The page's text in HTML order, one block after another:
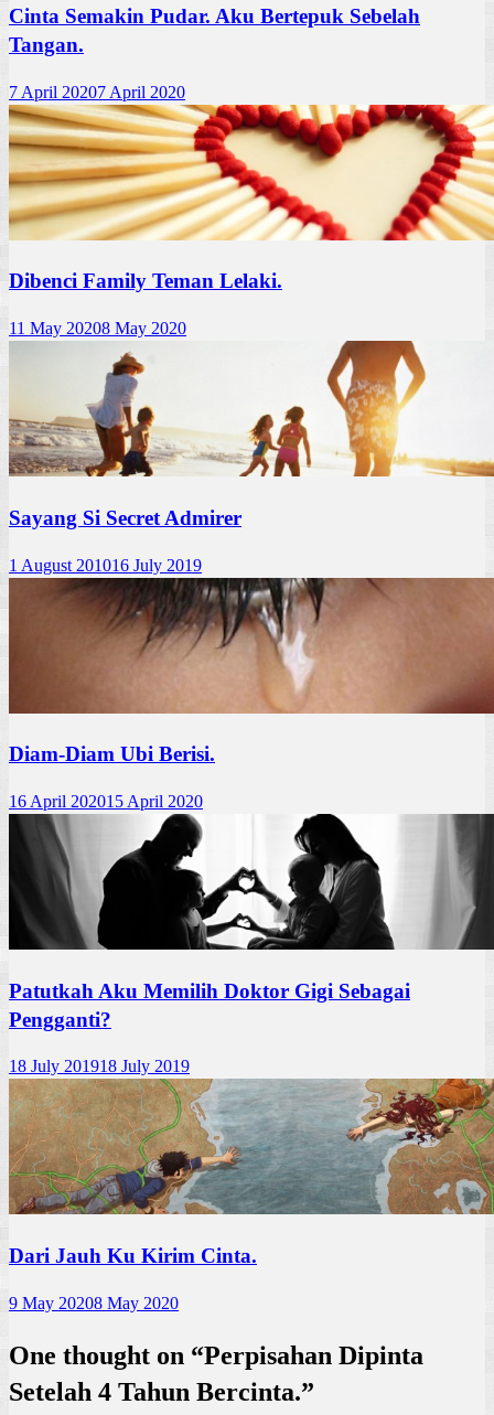
Cinta Semakin Pudar. Aku Bertepuk Sebelah
Tangan.
7 April 20207 April 2020
Dibenci Family Teman Lelaki.
11 May 20208 May 2020
Sayang Si Secret Admirer
1 August 201016 July 2019
Diam-Diam Ubi Berisi.
16 April 202015 April 2020
Patutkah Aku Memilih Doktor Gigi Sebagai
Pengganti?
18 July 201918 July 2019
Dari Jauh Ku Kirim Cinta.
9 May 20208 May 2020
One thought on “Perpisahan Dipinta
Setelah 4 Tahun Bercinta.”